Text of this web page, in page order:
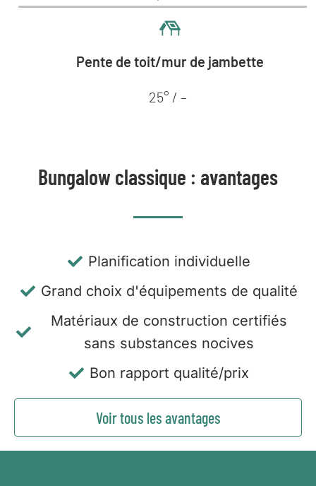
Pente de toit/mur de jambette
25° / –
Bungalow classique : avantages
Planification individuelle
Grand choix d'équipements de qualité
Matériaux de construction certifiés
sans substances nocives
Bon rapport qualité/prix
Voir tous les avantages